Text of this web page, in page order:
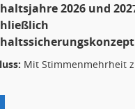
2026 und
Mit Stimmenmehrheit